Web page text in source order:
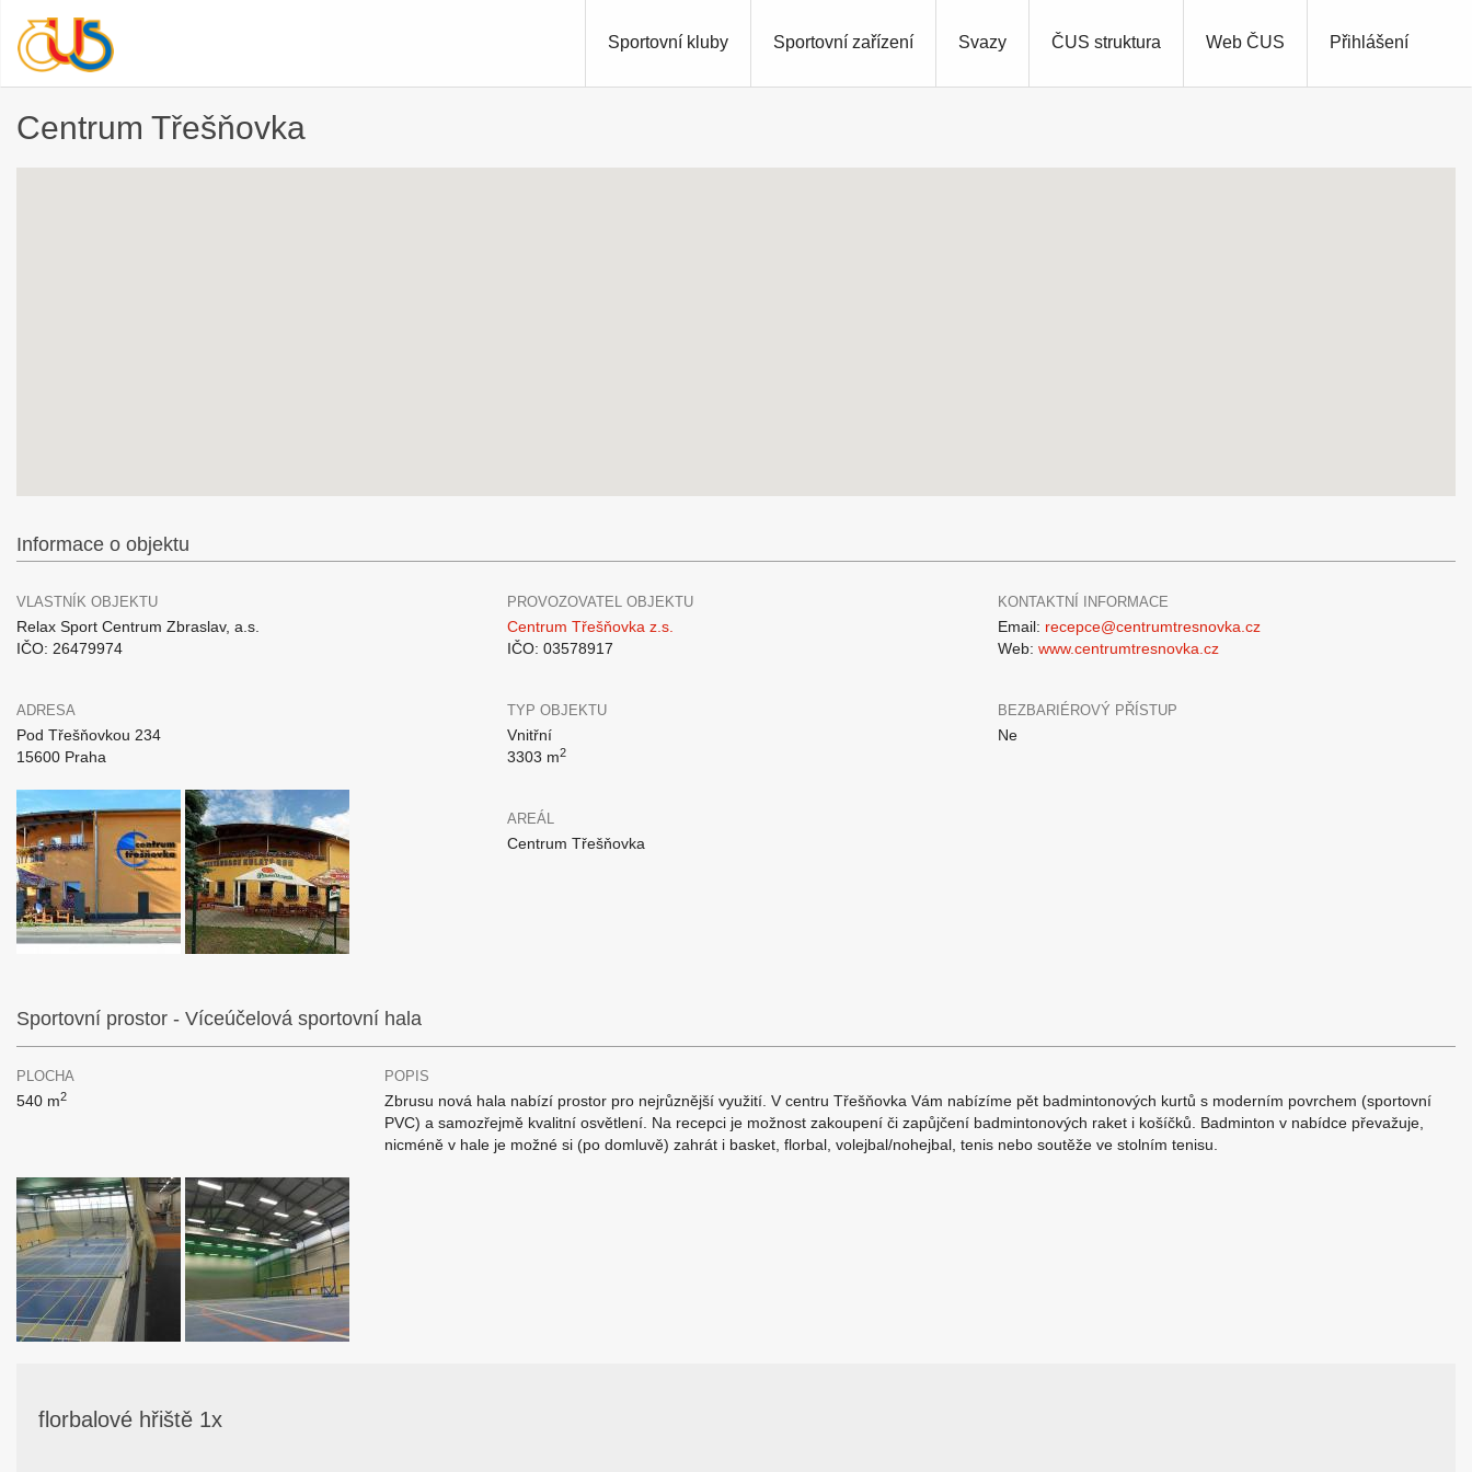
Přihlášení
Sportovní kluby Sportovní zařízení Svazy ČUS struktura Web ČUS
Centrum Třešňovka
Informace o objektu
VLASTNÍK OBJEKTU
Relax Sport Centrum Zbraslav, a.s.
IČO: 26479974
PROVOZOVATEL OBJEKTU
Centrum Třešňovka z.s.
IČO: 03578917
KONTAKTNÍ INFORMACE
Email: recepce@centrumtresnovka.cz
Web: www.centrumtresnovka.cz
ADRESA
Pod Třešňovkou 234
15600 Praha
TYP OBJEKTU
Vnitřní
3303 m2
BEZBARIÉROVÝ PŘÍSTUP
Ne
AREÁL
Centrum Třešňovka
Sportovní prostor - Víceúčelová sportovní hala
PLOCHA
540 m2
POPIS
Zbrusu nová hala nabízí prostor pro nejrůznější využití. V centru Třešňovka Vám nabízíme pět badmintonových kurtů s moderním povrchem (sportovní
PVC) a samozřejmě kvalitní osvětlení. Na recepci je možnost zakoupení či zapůjčení badmintonových raket i košíčků. Badminton v nabídce převažuje,
nicméně v hale je možné si (po domluvě) zahrát i basket, florbal, volejbal/nohejbal, tenis nebo soutěže ve stolním tenisu.
florbalové hřiště 1x